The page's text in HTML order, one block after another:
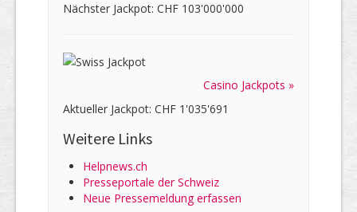
Nächster Jackpot: CHF 103'000'000
Casino Jackpots »
Aktueller Jackpot: CHF 1'035'691
Weitere Links
Helpnews.ch
Presseportale der Schweiz
Neue Pressemeldung erfassen